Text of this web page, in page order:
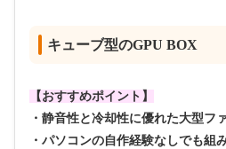
キューブ型のGPU BOX
【おすすめポイント】
・静音性と冷却性に優れた大型フ
・パソコンの自作経験なしでも組